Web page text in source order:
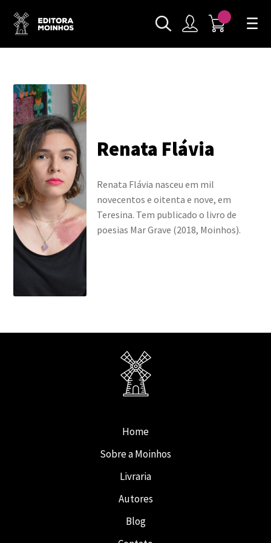
Renata Flávia
Renata Flávia nasceu em mil
novecentos e oitenta e nove, em
Teresina. Tem publicado o livro de
poesias Mar Grave (2018, Moinhos).
Home
Sobre a Moinhos
Livraria
Autores
Blog